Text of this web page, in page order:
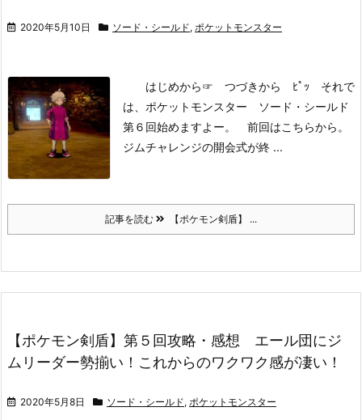
2020年5月10日 ソード・シールド, ポケットモンスター
はじめから☞ つづきから ﾋﾟｯ
それで
は、ポケットモンスター ソード・シールド
第６回始めますよー。
前回はこちらから。
ジムチャレンジの開会式が終 ...
記事を読む 【ポケモン剣盾】 ...
【ポケモン剣盾】第５回攻略・感想 エール団にジ
ムリーダー勢揃い！これからのワクワク感が凄い！
2020年5月8日 ソード・シールド, ポケットモンスター